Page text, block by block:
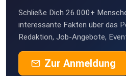
Schließe Dich 26.000+
interessante Fakten über das
Redaktion, Job-Angebote,
Zur Anmeldung